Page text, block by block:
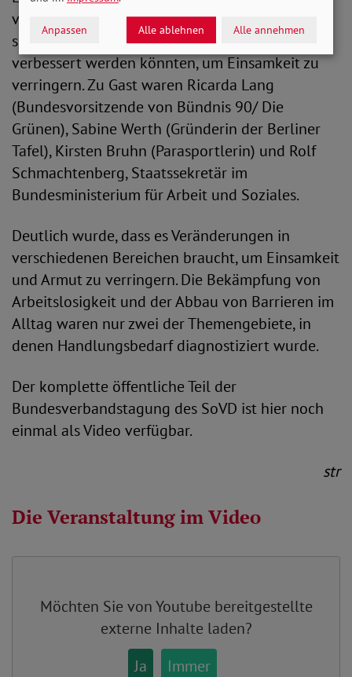
verschiedene Expertinnen und Experten, wie
soziale Einbindung und Unterstützung
verbessert werden könnten, um Einsamkeit zu
verringern. Zu Gast waren Ricarda Lang
(Bundesvorsitzende von Bündnis 90/ Die
Grünen), Sabine Werth (Gründerin der Berliner
Tafel), Kirsten Bruhn (Parasportlerin) und Rolf
Schmachtenberg, Staatssekretär im
Bundesministerium für Arbeit und Soziales.
Deutlich wurde, dass es Veränderungen in
verschiedenen Bereichen braucht, um Einsamkeit
und Armut zu verringern. Die Bekämpfung von
Arbeitslosigkeit und der Abbau von Barrieren im
Alltag waren nur zwei der Themengebiete, in
denen Handlungsbedarf diagnostiziert wurde.
Der komplette öffentliche Teil der
Bundesverbandstagung des SoVD ist hier noch
einmal als Video verfügbar.
str
Die Veranstaltung im Video
Möchten Sie vonYoutube bereitgestellte
externe Inhalte laden?
Ja
Immer
Anpassen Alle ablehnen Alle annehmen